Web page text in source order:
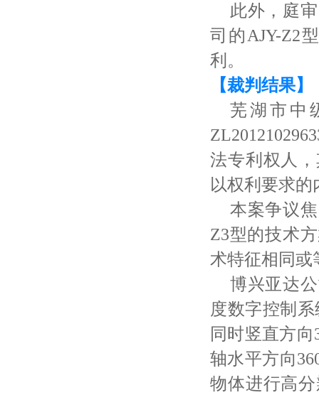
此外，庭
司的 AJY-Z2
利。
【裁判结果】
芜湖市中
法专利权人
以权利要求
本案争议
Z3型的技术
术特征相同或
博兴亚达
度数字控制
同时竖直方
轴水平方向
物体进行高